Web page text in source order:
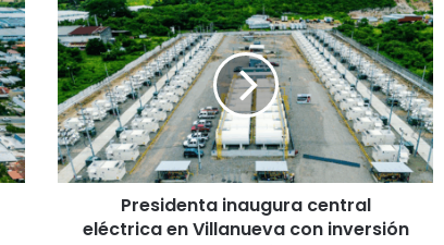
inaugura
central
eléctrica
en
Villanueva
con
inversión
de
millones
Presidenta inaugura central
eléctrica en Villanueva con inversión